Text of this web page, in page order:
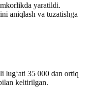
yaratildi.
aniqlash va tuzatishga
35 000 dan ortiq
keltirilgan.